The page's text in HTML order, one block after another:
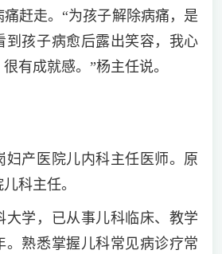
赶走。“为孩子解除病痛，是
到孩子病愈后露出笑容，我心
有成就感。”杨主任说。
妇产医院儿内科主任医师。原
科主任。
大学，已从事儿科临床、教学
。熟悉掌握儿科常见病诊疗常